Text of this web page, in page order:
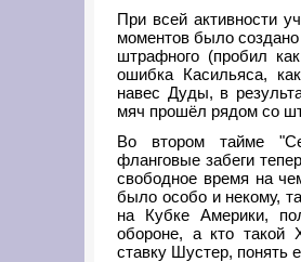
При всей активности
моментов было
штрафного (пробил
ошибка Касильяса,
навес Дуды, в
мяч прошёл рядом со
Во втором тайме
фланговые забеги
свободное время на
было особо и некому,
на Кубке Америки,
обороне, а кто такой
ставку Шустер,